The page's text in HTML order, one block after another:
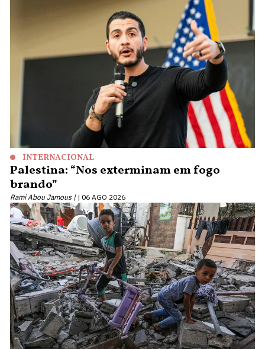
INTERNACIONAL
Palestina: “Nos exterminam em fogo
brando”
Rami Abou Jamous | 06 AGO 2026